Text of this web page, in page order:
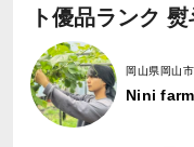
ト優品ランク
岡山県岡山市
Nini farm